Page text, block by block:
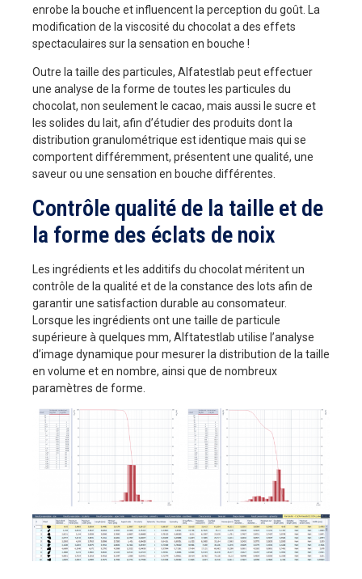
enrobe la bouche et influencent la perception du goût. La
modification de la viscosité du chocolat a des effets
spectaculaires sur la sensation en bouche !
Outre la taille des particules, Alfatestlab peut effectuer
une analyse de la forme de toutes les particules du
chocolat, non seulement le cacao, mais aussi le sucre et
les solides du lait, afin d’étudier des produits dont la
distribution granulométrique est identique mais qui se
comportent différemment, présentent une qualité, une
saveur ou une sensation en bouche différentes.
Contrôle qualité de la taille et de
la forme des éclats de noix
Les ingrédients et les additifs du chocolat méritent un
contrôle de la qualité et de la constance des lots afin de
garantir une satisfaction durable au consomateur.
Lorsque les ingrédients ont une taille de particule
supérieure à quelques mm, Alftatestlab utilise l’analyse
d’image dynamique pour mesurer la distribution de la taille
en volume et en nombre, ainsi que de nombreux
paramètres de forme.